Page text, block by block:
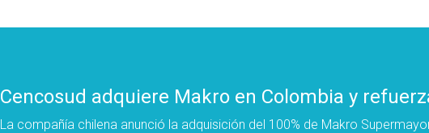
Cencosud adquiere Makro en Colombia y
La compañía chilena anunció la adquisición del 100% de Makro